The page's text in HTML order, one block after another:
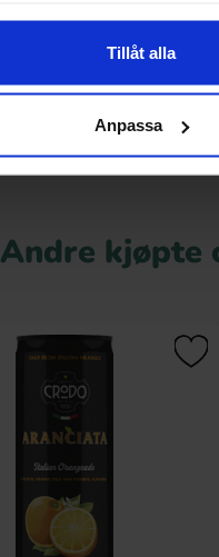
Tillåt alla
Anpassa
329.90 kr
Andre kjøpte